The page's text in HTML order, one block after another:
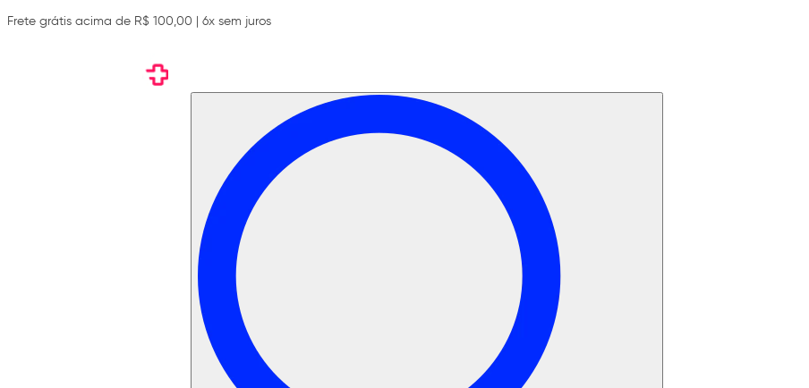
Frete grátis acima de R$ 100,00 | 6x sem juros